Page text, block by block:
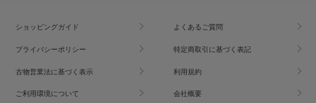
ショッピングガイド よくあるご質問
プライバシーポリシー 特定商取引に基づく表記
古物営業法に基づく表示 利用規約
ご利用環境について 会社概要